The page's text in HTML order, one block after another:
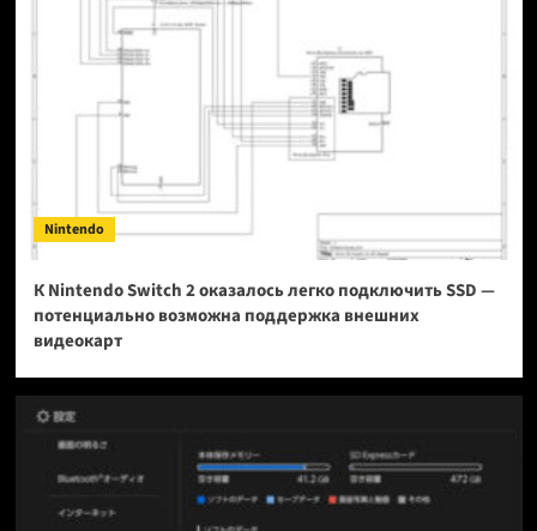
Nintendo
К Nintendo Switch 2 оказалось легко подключить SSD —
потенциально возможна поддержка внешних
видеокарт